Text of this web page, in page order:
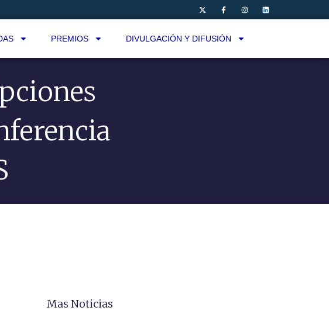
PREMIOS DIVULGACIÓN Y DIFUSIÓN
Mas Noticias